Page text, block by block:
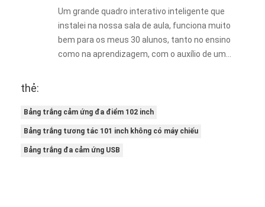
Um grande quadro interativo inteligente que
instalei na nossa sala de aula, funciona muito
bem para os meus 30 alunos, tanto no ensino
como na aprendizagem, com o auxílio de um
thẻ:
Bảng trắng cảm ứng đa điểm 102 inch
Bảng trắng tương tác 101 inch không có máy chiếu
Bảng trắng đa cảm ứng USB